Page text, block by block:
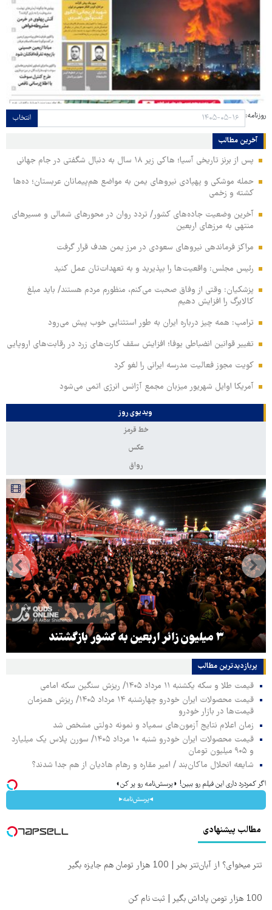
روزنامه: انتخاب
آخرین مطالب
پس از برنز تاریخی آسیا؛ هاکی زیر ۱۸ سال به دنبال شگفتی در جام جهانی
حمله موشکی و پهپادی نیروهای یمن به مواضع هم‌پیمانان عربستان؛ ده‌ها
کشته و زخمی
آخرین وضعیت جاده‌های کشور/ تردد روان در محورهای شمالی و مسیرهای
منتهی به مرزهای اربعین
مراکز فرماندهی نیروهای سعودی در مرز یمن هدف قرار گرفت
رئیس مجلس: واقعیت‌ها را بپذیرید و به تعهدات‌تان عمل کنید
پزشکیان: وقتی از وفاق صحبت می‌کنم، منظورم مردم هستند/ باید مبلغ
کالابرگ را افزایش دهیم
ترامپ: همه چیز درباره ایران به طور استثنایی خوب پیش می‌رود
تغییر قوانین انضباطی یوفا؛ افزایش سقف کارت‌های زرد در رقابت‌های اروپایی
کویت مجوز فعالیت مدرسه ایرانی را لغو کرد
آمریکا اوایل شهریور میزبان مجمع آژانس انرژی اتمی می‌شود
ویدیوی روز
خط قرمز
عکس
رواق
۳ میلیون زائر اربعین به کشور بازگشتند
پربازدیدترین‌ مطالب
قیمت طلا و سکه یکشنبه ۱۱ مرداد ۱۴۰۵/ ریزش سنگین سکه امامی
قیمت محصولات ایران خودرو چهارشنبه ۱۴ مرداد ۱۴۰۵/ ریزش همزمان
قیمت‌ها در بازار خودرو
زمان اعلام نتایج آزمون‌های سمپاد و نمونه دولتی مشخص شد
قیمت محصولات ایران خودرو شنبه ۱۰ مرداد ۱۴۰۵/ سورن پلاس یک میلیارد
و ۹۰۵ میلیون تومان
شایعه انحلال ماکان‌بند / امیر مقاره و رهام هادیان از هم جدا شدند؟
اگر کمردرد داری این فیلم رو ببین! ◗پرسش‌نامه رو پر کن◖
◂پرسش‌نامه▸
مطالب پیشنهادی
تتر میخوای؟ از آبان‌تتر بخر | 100 هزار تومان هم جایزه بگیر
100 هزار تومن پاداش بگیر | ثبت نام کن